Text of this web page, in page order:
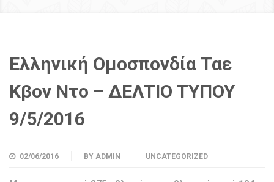
Ελληνική Ομοσπονδία Ταε
Κβον Ντο – ΔΕΛΤΙΟ ΤΥΠΟΥ
9/5/2016
02/06/2016 BY ADMIN UNCATEGORIZED